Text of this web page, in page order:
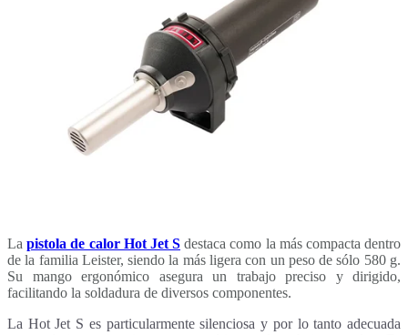
Lapistola de calor Hot Jet S destaca como la más compacta dentro
de la familia Leister,siendo la más ligera con un peso de sólo 580 g.
Su mango ergonómico asegura un trabajo preciso y dirigido,
facilitando la soldadura de diversos componentes.
La Hot Jet S es particularmente silenciosa y por lo tanto adecuada